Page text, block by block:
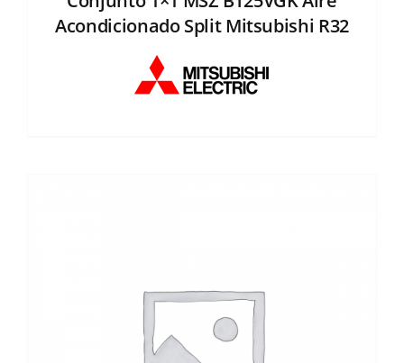
Acondicionado Split Mitsubishi R32